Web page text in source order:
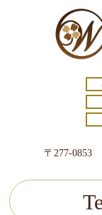
〒277-0853